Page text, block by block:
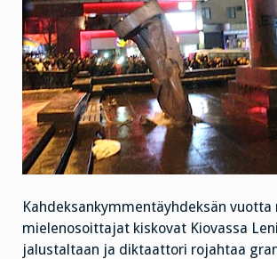
Kahdeksankymmentäyhdeksän
mielenosoittajat kiskovat Kiovassa
jalustaltaan ja diktaattori rojahtaa